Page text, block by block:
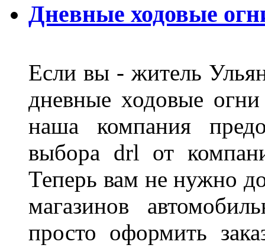
Дневные ходовые
Если вы - житель
дневные ходовые
наша компания
выбора drl от
Теперь вам не нужно
магазинов
просто оформить